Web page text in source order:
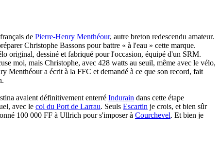
de Pierre-Henry Menthéour, autre breton redescendu amateur.
Christophe Bassons pour battre « à l'eau » cette marque.
original, dessiné et fabriqué pour l'occasion, équipé d'un SRM.
moi, mais Christophe, avec 428 watts au seuil, même avec le vélo,
Menthéour a écrit à la FFC et demandé à ce que son record, fait
avaient définitivement enterré Indurain dans cette étape
avec le col du Port de Larrau. Seuls Escartin je crois, et bien sûr
100 000 FF à Ullrich pour s'imposer à Courchevel. Et bien je